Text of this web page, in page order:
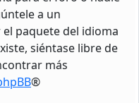
a un
paquete del idioma
siéntase libre de
más
®